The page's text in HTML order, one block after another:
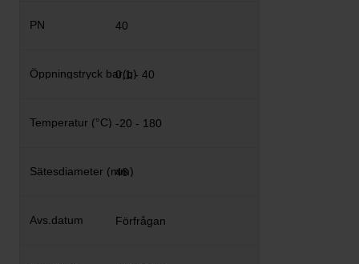
40
0,1 - 40
-20 - 180
46
Förfrågan